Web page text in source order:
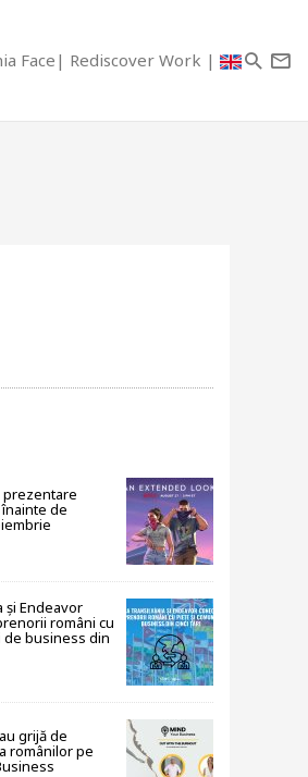
Face Rediscover Work
prezentare
de
și Endeavor
români cu
business din
grijă de
românilor pe